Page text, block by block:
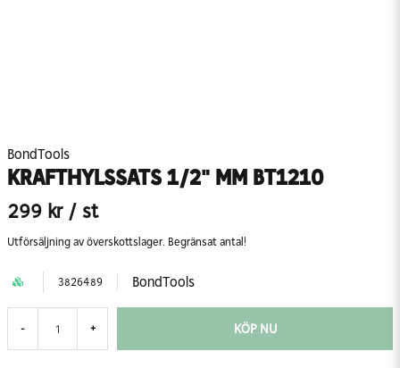
BondTools
KRAFTHYLSSATS 1/2" MM BT1210
299 kr / st
Utförsäljning av överskottslager. Begränsat antal!
3826489 BondTools
- + KÖP NU